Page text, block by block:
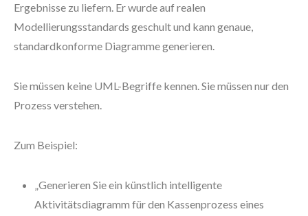
Ergebnisse zu liefern. Er wurde auf realen
Modellierungsstandards geschult und kann genaue,
standardkonforme Diagramme generieren.
Sie müssen keine UML-Begriffe kennen. Sie müssen nur den
Prozess verstehen.
Zum Beispiel:
„Generieren Sie ein künstlich intelligente
Aktivitätsdiagramm für den Kassenprozess eines